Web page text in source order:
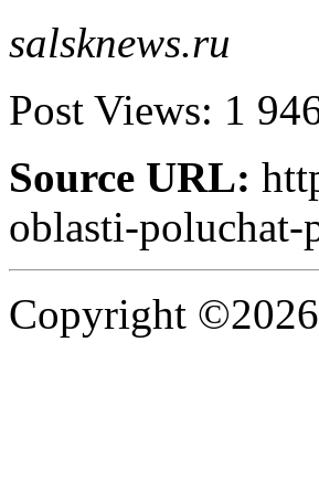
salsknews.ru
Post Views: 1
Source URL:
oblasti-poluchat-
Copyright